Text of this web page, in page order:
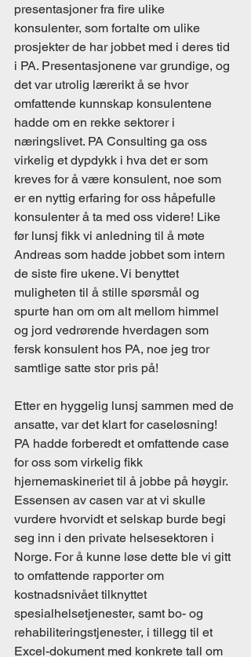
presentasjoner fra fire ulike
konsulenter, som fortalte om ulike
prosjekter de har jobbet med i deres tid
i PA. Presentasjonene var grundige, og
det var utrolig lærerikt å se hvor
omfattende kunnskap konsulentene
hadde om en rekke sektorer i
næringslivet. PA Consulting ga oss
virkelig et dypdykk i hva det er som
kreves for å være konsulent, noe som
er en nyttig erfaring for oss håpefulle
konsulenter å ta med oss videre! Like
før lunsj fikk vi anledning til å møte
Andreas som hadde jobbet som intern
de siste fire ukene. Vi benyttet
muligheten til å stille spørsmål og
spurte han om om alt mellom himmel
og jord vedrørende hverdagen som
fersk konsulent hos PA, noe jeg tror
samtlige satte stor pris på!
Etter en hyggelig lunsj sammen med de
ansatte, var det klart for caseløsning!
PA hadde forberedt et omfattende case
for oss som virkelig fikk
hjernemaskineriet til å jobbe på høygir.
Essensen av casen var at vi skulle
vurdere hvorvidt et selskap burde begi
seg inn i den private helsesektoren i
Norge. For å kunne løse dette ble vi gitt
to omfattende rapporter om
kostnadsnivået tilknyttet
spesialhelsetjenester, samt bo- og
rehabiliteringstjenester, i tillegg til et
Excel-dokument med konkrete tall om